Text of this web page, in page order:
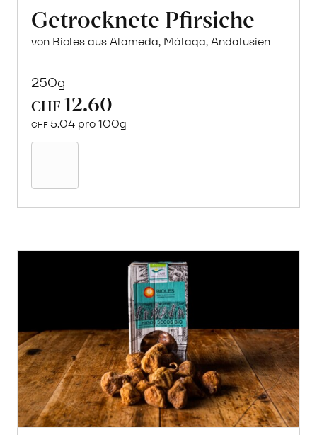
Getrocknete Pfirsiche
von Bioles aus Alameda, Málaga, Andalusien
250g
CHF 12.60
CHF 5.04 pro 100g